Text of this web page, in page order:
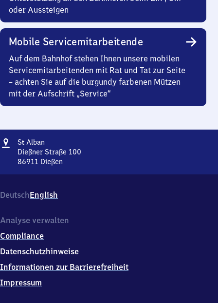
oder Aussteigen
Mobile Servicemitarbeitende
Auf dem Bahnhof stehen Ihnen unsere mobilen
Servicemitarbeitenden mit Rat und Tat zur Seite
– achten Sie auf die burgundy farbenen Mützen
mit der Aufschrift „Service“
Adresse
St Alban
Alban
Dießner Straße 100
86911 Dießen
Dießner
Straße
8
9
1
Dießen
DeutschEnglish
Analyse verwalten
Compliance
Datenschutzhinweise
Informationen zur Barrierefreiheit
Impressum